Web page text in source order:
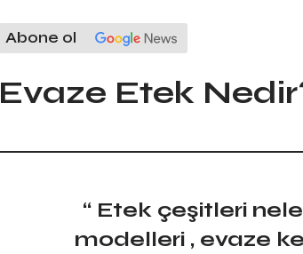
Abone ol
Evaze Etek
“ Etek çeşitleri
modelleri , evaze